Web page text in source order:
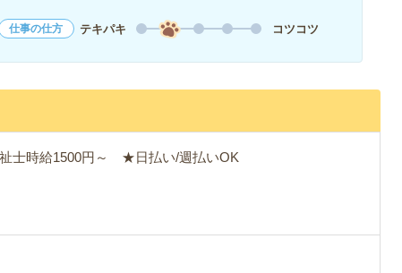
仕事の仕方 テキパキ コツコツ
士時給1500円～ ★日払い/週払いOK